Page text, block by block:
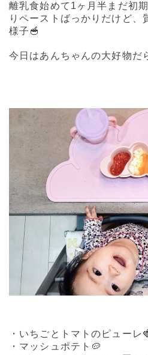
離乳食始めて1ヶ月半まだ初
りペーストばっかりだけど、
様子🥣
今日はあんちゃんの大好物だ
・いちごとトマトのピューレ
・マッシュポテト🥔